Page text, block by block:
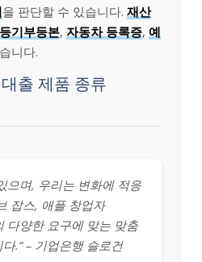
을 판단할 수 있습니다. 재산
기부등본, 자동차 등록증, 예
니다.
출 제품 종류
으며, 우리는 변화에 적응
잡스, 애플 창업자
다양한 요구에 맞는 맞춤
.” – 기업은행 슬로건